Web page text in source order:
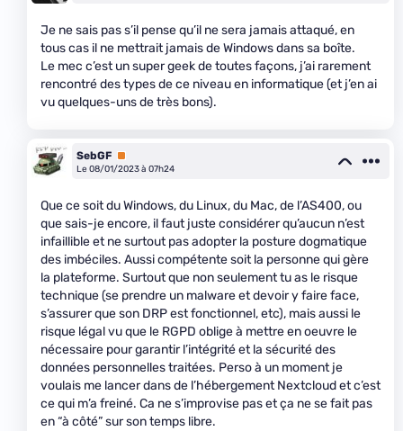
Je ne sais pas s’il pense qu’il ne sera jamais attaqué, en
tous cas il ne mettrait jamais de Windows dans sa boîte.
Le mec c’est un super geek de toutes façons, j’ai rarement
rencontré des types de ce niveau en informatique (et j’en ai
vu quelques-uns de très bons).
SebGF Premium
Le 08/01/2023 à 07h24
Que ce soit du Windows, du Linux, du Mac, de l’AS400, ou
que sais-je encore, il faut juste considérer qu’aucun n’est
infaillible et ne surtout pas adopter la posture dogmatique
des imbéciles. Aussi compétente soit la personne qui gère
la plateforme. Surtout que non seulement tu as le risque
technique (se prendre un malware et devoir y faire face,
s’assurer que son DRP est fonctionnel, etc), mais aussi le
risque légal vu que le RGPD oblige à mettre en oeuvre le
nécessaire pour garantir l’intégrité et la sécurité des
données personnelles traitées. Perso à un moment je
voulais me lancer dans de l’hébergement Nextcloud et c’est
ce qui m’a freiné. Ca ne s’improvise pas et ça ne se fait pas
en “à côté” sur son temps libre.